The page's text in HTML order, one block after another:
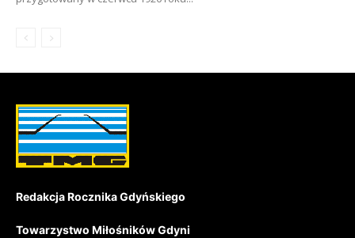
Redakcja Rocznika Gdyńskiego
Towarzystwo Miłośników Gdyni